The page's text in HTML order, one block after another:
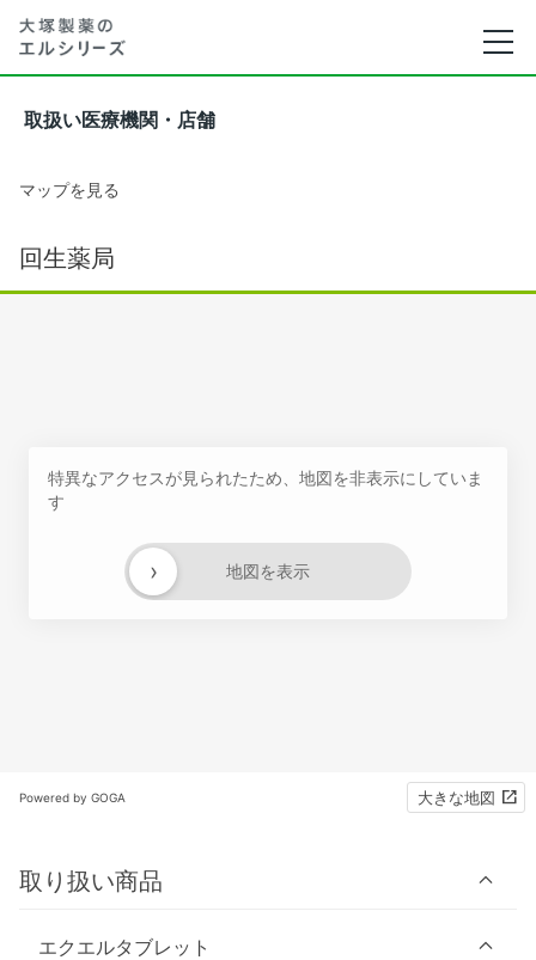
取扱い医療機関・店舗
マップを見る
回生薬局
特異なアクセスが見られたため、地図を非表示にしていま
す
地図を表示
›
Powered by GOGA 大きな地図
取り扱い商品
エクエルタブレット